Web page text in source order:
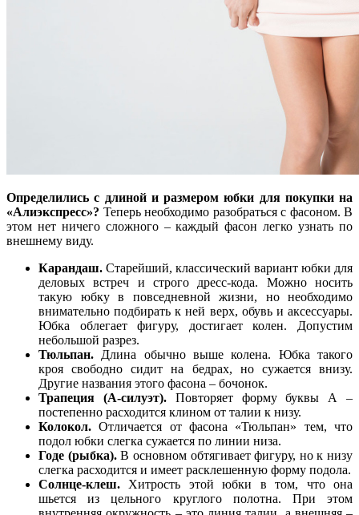
Определились с длиной и размером юбки для покупки на
«Алиэкспресс»? Теперь необходимо разобраться с фасоном. В
этом нет ничего сложного – каждый фасон легко узнать по
внешнему виду.
Карандаш. Старейший, классический вариант юбки для
деловых встреч и строго дресс-кода. Можно носить
такую юбку в повседневной жизни, но необходимо
внимательно подбирать к ней верх, обувь и аксессуары.
Юбка облегает фигуру, достигает колен. Допустим
небольшой разрез.
Тюльпан. Длина обычно выше колена. Юбка такого
кроя свободно сидит на бедрах, но сужается внизу.
Другие названия этого фасона – бочонок.
Трапеция (А-силуэт). Повторяет форму буквы А –
постепенно расходится клином от талии к низу.
Колокол. Отличается от фасона «Тюльпан» тем, что
подол юбки слегка сужается по линии низа.
Годе (рыбка).В основном обтягивает фигуру, но к низу
слегка расходится и имеет расклешенную форму подола.
Солнце-клеш. Хитрость этой юбки в том, что она
шьется из цельного круглого полотна. При этом